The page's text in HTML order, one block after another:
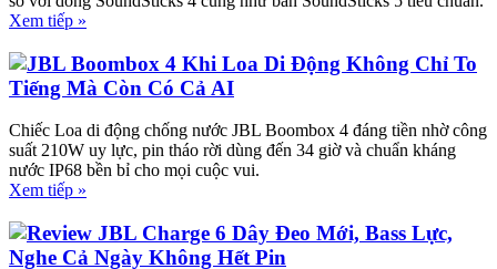
Xem tiếp »
JBL Boombox 4 Khi Loa Di Động Không Chỉ To
Tiếng Mà Còn Có Cả AI
Chiếc Loa di động chống nước JBL Boombox 4 đáng tiền nhờ công
suất 210W uy lực, pin tháo rời dùng đến 34 giờ và chuẩn kháng
nước IP68 bền bỉ cho mọi cuộc vui.
Xem tiếp »
Review JBL Charge 6 Dây Đeo Mới, Bass Lực,
Nghe Cả Ngày Không Hết Pin